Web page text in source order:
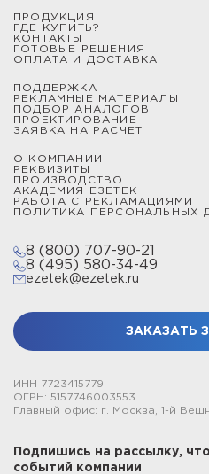
ПРОДУКЦИЯ
ГДЕ КУПИТЬ?
КОНТАКТЫ
ГОТОВЫЕ РЕШЕНИЯ
ОПЛАТА И ДОСТАВКА
ПОДДЕРЖКА
РЕКЛАМНЫЕ МАТЕРИАЛЫ
ПОДБОР АНАЛОГОВ
ПРОЕКТИРОВАНИЕ
ЗАЯВКА НА РАСЧЕТ
О КОМПАНИИ
РЕКВИЗИТЫ
ПРОИЗВОДСТВО
АКАДЕМИЯ ЕЗЕТЕК
РАБОТА С РЕКЛАМАЦИЯМИ
ПОЛИТИКА ПЕРСОНАЛЬНЫХ
8 (800) 707-90-21
8 (495) 580-34-49
ezetek@ezetek.ru
ЗАКАЗАТЬ
ИНН 7723415779
ОГРН: 5157746003553
Главный офис: г. Москва, 1-й
Подпишись на рассылку,
событий компании